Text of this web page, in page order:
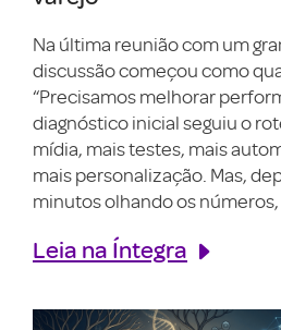
Na última reunião com um
discussão começou como
“Precisamos melhorar
diagnóstico inicial seguiu o
mídia, mais testes, mais
mais personalização. Mas,
minutos olhando os
Leia na Íntegra